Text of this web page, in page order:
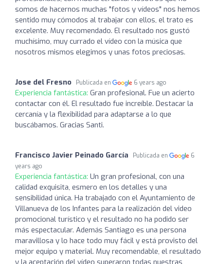
somos de hacernos muchas "fotos y vídeos" nos hemos
sentido muy cómodos al trabajar con ellos, el trato es
excelente. Muy recomendado. El resultado nos gustó
muchísimo, muy currado el vídeo con la música que
nosotros mismos elegimos y unas fotos preciosas.
Jose del Fresno Publicada en 6 years ago
Experiencia fantástica: Gran profesional. Fue un acierto
contactar con él. El resultado fue increíble. Destacar la
cercanía y la flexibilidad para adaptarse a lo que
buscábamos. Gracias Santi.
Francisco Javier Peinado García Publicada en
6
years ago
Experiencia fantástica: Un gran profesional, con una
calidad exquisita, esmero en los detalles y una
sensibilidad única. Ha trabajado con el Ayuntamiento de
Villanueva de los Infantes para la realización del video
promocional turístico y el resultado no ha podido ser
más espectacular. Además Santiago es una persona
maravillosa y lo hace todo muy fácil y está provisto del
mejor equipo y material. Muy recomendable, el resultado
y la aceptación del vídeo superaron todas nuestras